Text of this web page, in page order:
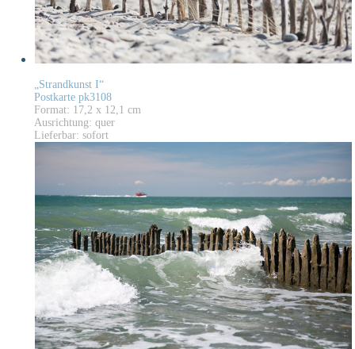
„Strandkunst I“
Postkarte pk3108
Format: 17,2 x 12,1 cm
Ausrichtung: quer
Lieferbar: sofort